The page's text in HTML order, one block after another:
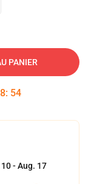
PANIER
: 53
- Aug. 17